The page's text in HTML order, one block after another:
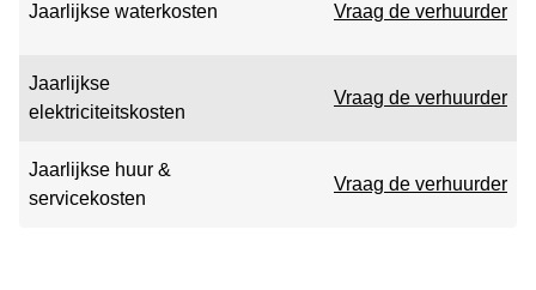
Jaarlijkse waterkosten Vraag de verhuurder
Jaarlijkse
elektriciteitskosten
Vraag de verhuurder
Jaarlijkse huur &
servicekosten
Vraag de verhuurder